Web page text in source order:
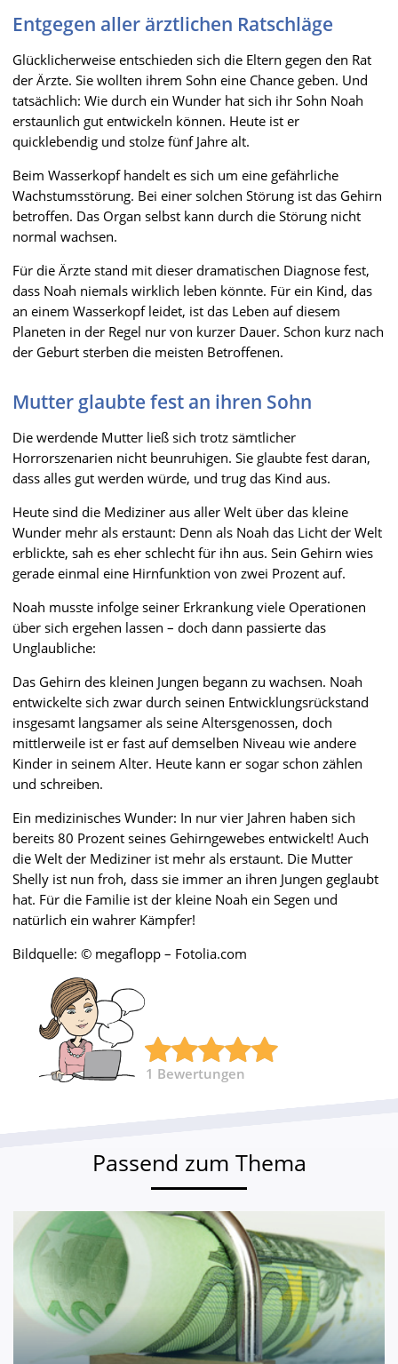
Entgegen aller ärztlichen Ratschläge
Glücklicherweise entschieden sich die Eltern gegen den Rat
der Ärzte. Sie wollten ihrem Sohn eine Chance geben. Und
tatsächlich: Wie durch ein Wunder hat sich ihr Sohn Noah
erstaunlich gut entwickeln können. Heute ist er
quicklebendig und stolze fünf Jahre alt.
Beim Wasserkopf handelt es sich um eine gefährliche
Wachstumsstörung. Bei einer solchen Störung ist das Gehirn
betroffen. Das Organ selbst kann durch die Störung nicht
normal wachsen.
Für die Ärzte stand mit dieser dramatischen Diagnose fest,
dass Noah niemals wirklich leben könnte. Für ein Kind, das
an einem Wasserkopf leidet, ist das Leben auf diesem
Planeten in der Regel nur von kurzer Dauer. Schon kurz nach
der Geburt sterben die meisten Betroffenen.
Mutter glaubte fest an ihren Sohn
Die werdende Mutter ließ sich trotz sämtlicher
Horrorszenarien nicht beunruhigen. Sie glaubte fest daran,
dass alles gut werden würde, und trug das Kind aus.
Heute sind die Mediziner aus aller Welt über das kleine
Wunder mehr als erstaunt: Denn als Noah das Licht der Welt
erblickte, sah es eher schlecht für ihn aus. Sein Gehirn wies
gerade einmal eine Hirnfunktion von zwei Prozent auf.
Noah musste infolge seiner Erkrankung viele Operationen
über sich ergehen lassen – doch dann passierte das
Unglaubliche:
Das Gehirn des kleinen Jungen begann zu wachsen. Noah
entwickelte sich zwar durch seinen Entwicklungsrückstand
insgesamt langsamer als seine Altersgenossen, doch
mittlerweile ist er fast auf demselben Niveau wie andere
Kinder in seinem Alter. Heute kann er sogar schon zählen
und schreiben.
Ein medizinisches Wunder: In nur vier Jahren haben sich
bereits 80 Prozent seines Gehirngewebes entwickelt! Auch
die Welt der Mediziner ist mehr als erstaunt. Die Mutter
Shelly ist nun froh, dass sie immer an ihren Jungen geglaubt
hat. Für die Familie ist der kleine Noah ein Segen und
natürlich ein wahrer Kämpfer!
Bildquelle: © megaflopp – Fotolia.com
1 Bewertungen
Passend zum Thema